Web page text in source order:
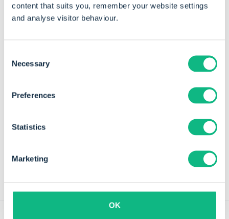
content that suits you, remember your website settings
and analyse visitor behaviour.
Selection
Necessary
Preferences
Statistics
Marketing
OK
Samen met onze klanten zorgen we ervoor dat Payt
hoe onze klanten het gebruik van Payt ervaren.